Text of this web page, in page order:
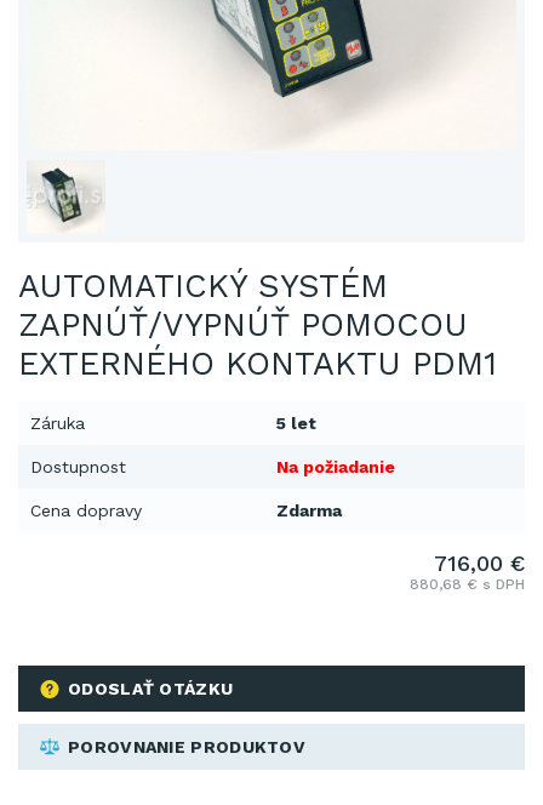
AUTOMATICKÝ SYSTÉM
ZAPNÚŤ/VYPNÚŤ POMOCOU
EXTERNÉHO KONTAKTU PDM1
Záruka 5 let
Dostupnost Na požiadanie
Cena dopravy Zdarma
ODOSLAŤ OTÁZKU
POROVNANIE PRODUKTOV
716,00 €
880,68 € s DPH